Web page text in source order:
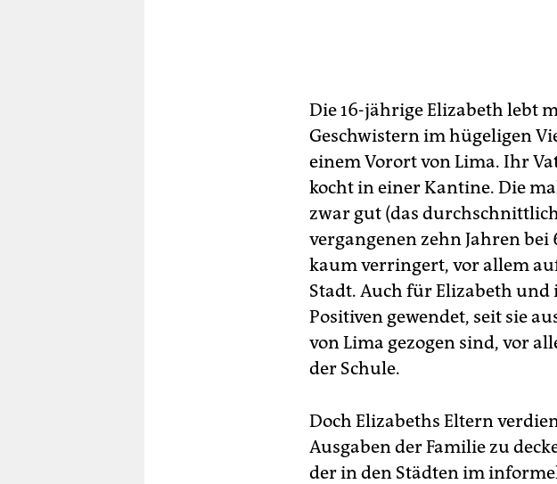
Die 16-jährige Elizabeth lebt
Geschwistern im hügeligen
einem Vorort von Lima. Ihr
kocht in einer Kantine. Die
zwar gut (das
vergangenen zehn Jahren
kaum verringert, vor allem
Stadt. Auch für Elizabeth
Positiven gewendet, seit sie
von Lima gezogen sind, vor
der Schule.
Doch Elizabeths Eltern
Ausgaben der Familie zu
der in den Städten im